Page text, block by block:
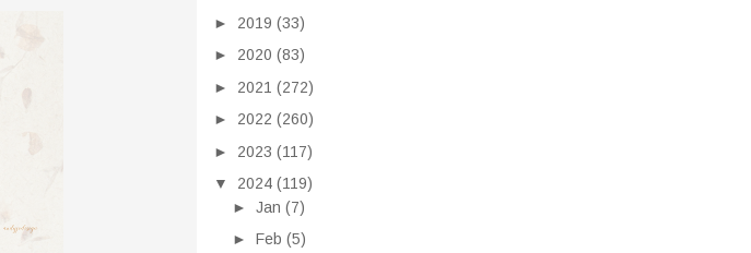
► 2019 (33)
► 2020 (83)
► 2021 (272)
► 2022 (260)
► 2023 (117)
▼
2024 (119)
► Jan (7)
► Feb (5)